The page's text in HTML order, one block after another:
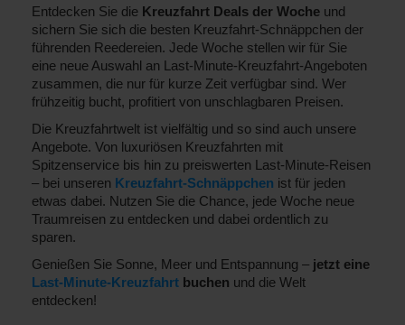
Entdecken Sie die Kreuzfahrt Deals der Woche und
sichern Sie sich die besten Kreuzfahrt-Schnäppchen der
führenden Reedereien. Jede Woche stellen wir für Sie
eine neue Auswahl an Last-Minute-Kreuzfahrt-Angeboten
zusammen, die nur für kurze Zeit verfügbar sind. Wer
frühzeitig bucht, profitiert von unschlagbaren Preisen.
Die Kreuzfahrtwelt ist vielfältig und so sind auch unsere
Angebote. Von luxuriösen Kreuzfahrten mit
Spitzenservice bis hin zu preiswerten Last-Minute-Reisen
– bei unseren Kreuzfahrt-Schnäppchen ist für jeden
etwas dabei. Nutzen Sie die Chance, jede Woche neue
Traumreisen zu entdecken und dabei ordentlich zu
sparen.
Genießen Sie Sonne, Meer und Entspannung – jetzt eine
Last-Minute-Kreuzfahrt buchen und die Welt
entdecken!